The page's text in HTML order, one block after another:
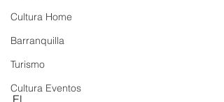
Cultura Home
Barranquilla
Turismo
Cultura Eventos
El